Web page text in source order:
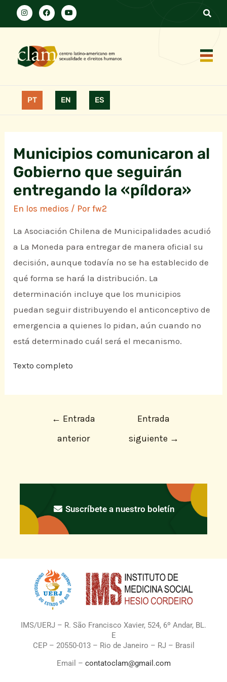
PT EN ES
Municipios comunicaron al
Gobierno que seguirán
entregando la «píldora»
En los medios / Porfw2
La Asociación Chilena de Municipalidades acudió
a La Moneda para entregar de manera oficial su
decisión, aunque todavía no se ha establecido de
qué forma se hará la distribución. La
determinación incluye que los municipios
puedan seguir distribuyendo el anticonceptivo de
emergencia a quienes lo pidan, aún cuando no
está determinado cuál será el mecanismo.
Texto completo
← Entrada
anterior
Entrada
siguiente →
Suscríbete a nuestro boletín
IMS/UERJ – R. São Francisco Xavier, 524, 6º Andar, BL.
E
CEP – 20550-013 – Rio de Janeiro – RJ – Brasil
Email – contatoclam@gmail.com